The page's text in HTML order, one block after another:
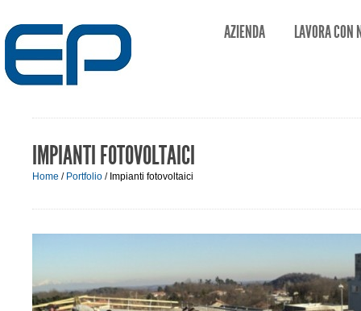
AZIENDA LAVORA CON
IMPIANTI FOTOVOLTAICI
Home / Portfolio / Impianti fotovoltaici